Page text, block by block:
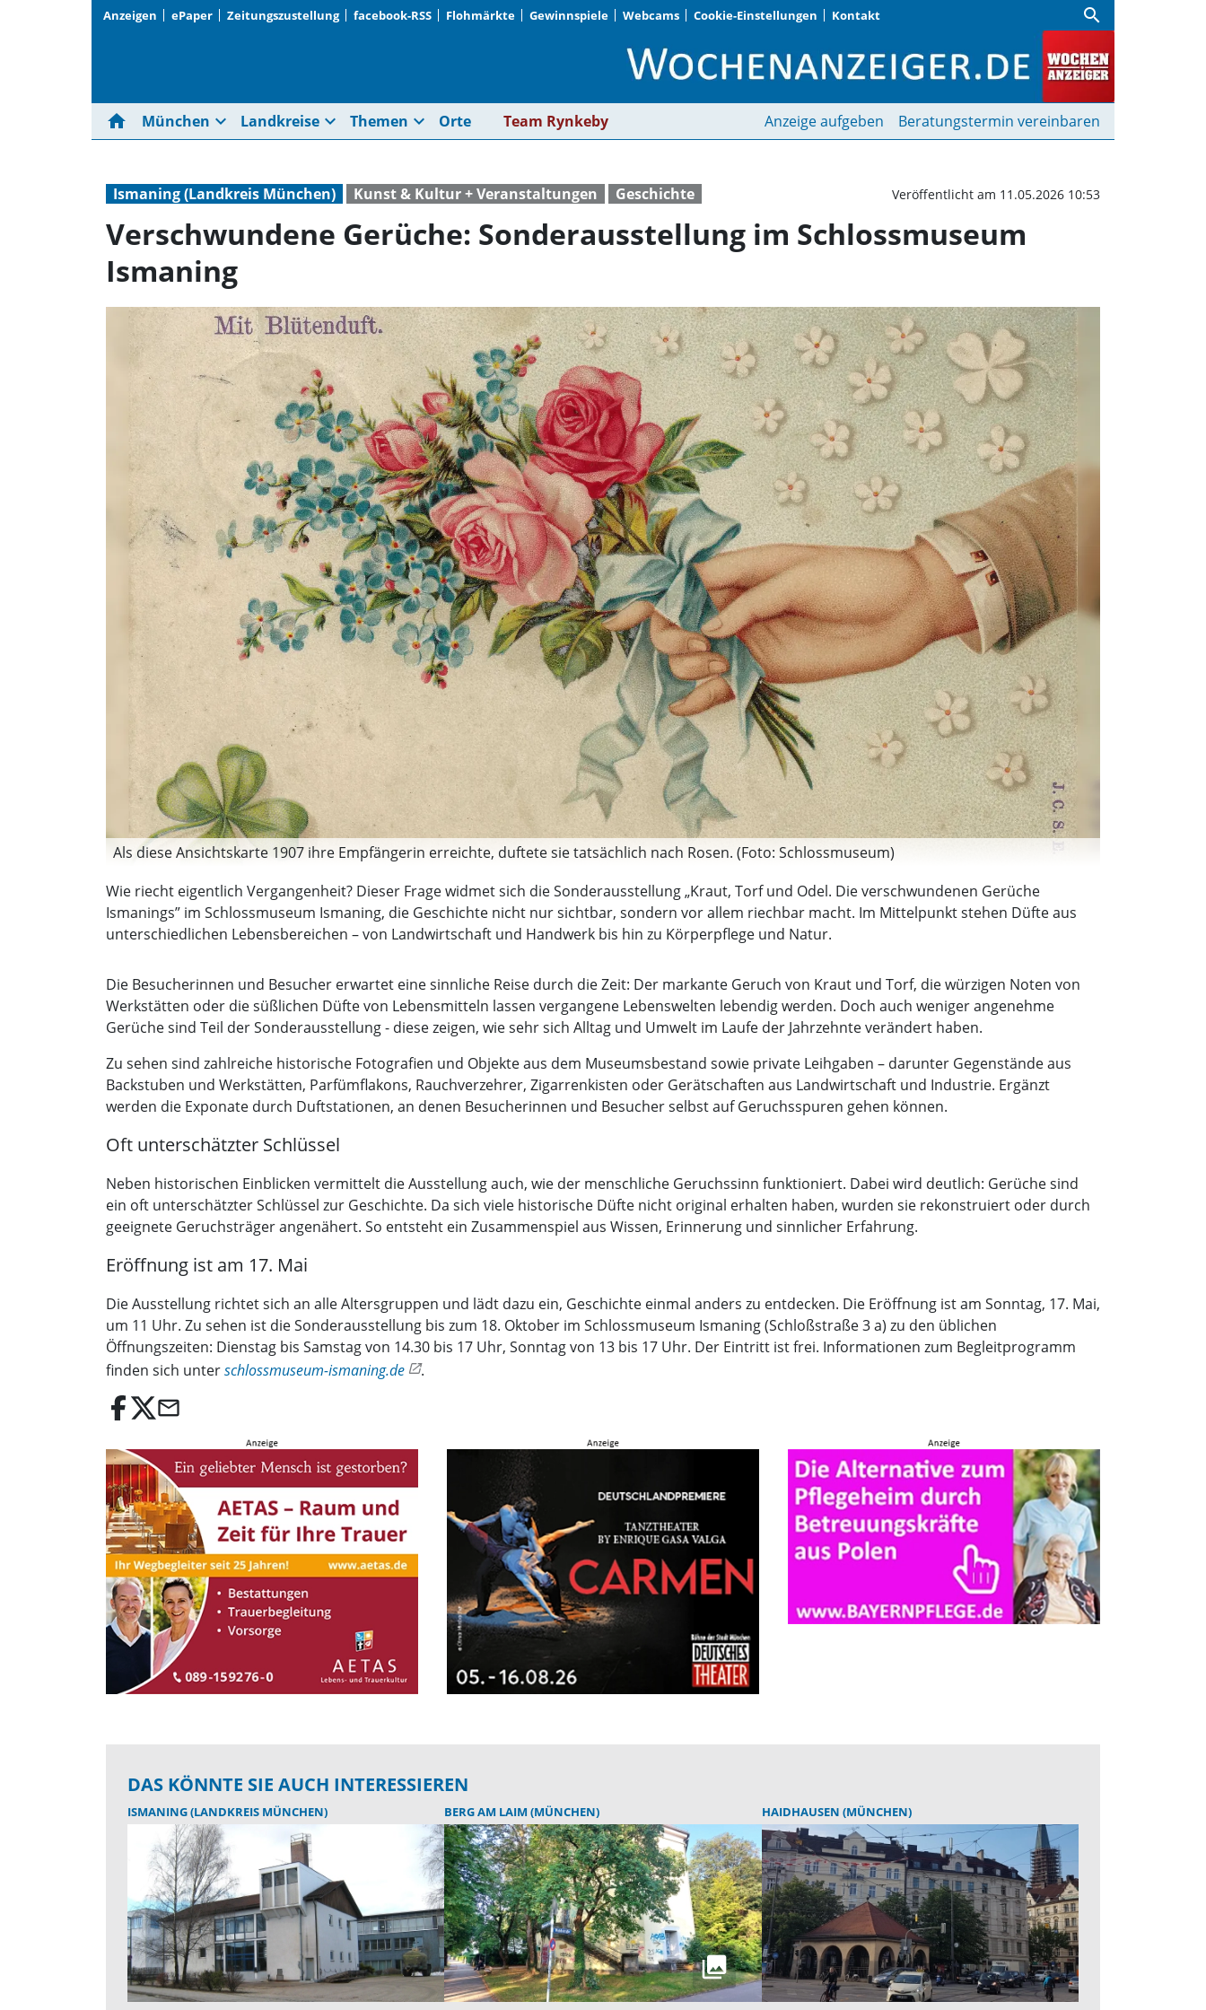
Anzeigen ePaper Zeitungszustellung facebook-RSS Flohmärkte Gewinnspiele Webcams Cookie-Einstellungen Kontakt search
Verschwundene Gerüche:
home München expand_more Landkreise expand_more Themen expand_more Orte Team Rynkeby Anzeige aufgeben Beratungstermin vereinbaren
Ismaning (Landkreis München) Kunst & Kultur + Veranstaltungen Geschichte Veröffentlicht am 11.05.2026 10:53
Verschwundene Gerüche: Sonderausstellung im Schlossmuseum
Ismaning
Als diese Ansichtskarte 1907 ihre Empfängerin erreichte, duftete sie tatsächlich nach Rosen. (Foto: Schlossmuseum)
Wie riecht eigentlich Vergangenheit? Dieser Frage widmet sich die Sonderausstellung „Kraut, Torf und Odel. Die verschwundenen Gerüche
Ismanings” im Schlossmuseum Ismaning, die Geschichte nicht nur sichtbar, sondern vor allem riechbar macht. Im Mittelpunkt stehen Düfte aus
unterschiedlichen Lebensbereichen – von Landwirtschaft und Handwerk bis hin zu Körperpflege und Natur.
Die Besucherinnen und Besucher erwartet eine sinnliche Reise durch die Zeit: Der markante Geruch von Kraut und Torf, die würzigen Noten von
Werkstätten oder die süßlichen Düfte von Lebensmitteln lassen vergangene Lebenswelten lebendig werden. Doch auch weniger angenehme
Gerüche sind Teil der Sonderausstellung - diese zeigen, wie sehr sich Alltag und Umwelt im Laufe der Jahrzehnte verändert haben.
Zu sehen sind zahlreiche historische Fotografien und Objekte aus dem Museumsbestand sowie private Leihgaben – darunter Gegenstände aus
Backstuben und Werkstätten, Parfümflakons, Rauchverzehrer, Zigarrenkisten oder Gerätschaften aus Landwirtschaft und Industrie. Ergänzt
werden die Exponate durch Duftstationen, an denen Besucherinnen und Besucher selbst auf Geruchsspuren gehen können.
Oft unterschätzter Schlüssel
Neben historischen Einblicken vermittelt die Ausstellung auch, wie der menschliche Geruchssinn funktioniert. Dabei wird deutlich: Gerüche sind
ein oft unterschätzter Schlüssel zur Geschichte. Da sich viele historische Düfte nicht original erhalten haben, wurden sie rekonstruiert oder durch
geeignete Geruchsträger angenähert. So entsteht ein Zusammenspiel aus Wissen, Erinnerung und sinnlicher Erfahrung.
Eröffnung ist am 17. Mai
Die Ausstellung richtet sich an alle Altersgruppen und lädt dazu ein, Geschichte einmal anders zu entdecken. Die Eröffnung ist am Sonntag, 17. Mai,
um 11 Uhr. Zu sehen ist die Sonderausstellung bis zum 18. Oktober im Schlossmuseum Ismaning (Schloßstraße 3 a) zu den üblichen
Öffnungszeiten: Dienstag bis Samstag von 14.30 bis 17 Uhr, Sonntag von 13 bis 17 Uhr. Der Eintritt ist frei. Informationen zum Begleitprogramm
finden sich unterschlossmuseum-ismaning.de .
email
DAS KÖNNTE SIE AUCH INTERESSIEREN
ISMANING (LANDKREIS MÜNCHEN) BERG AM LAIM (MÜNCHEN) HAIDHAUSEN (MÜNCHEN)